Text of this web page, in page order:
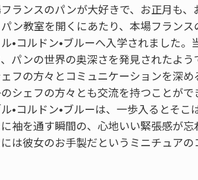
ランスのパンが大好きで、お正月も
ン教室を開くにあたり、本場フラン
•コルドン•ブルーへ入学されました
パンの世界の奥深さを発見されたよ
フの方々とコミュニケーションを深
シェフの方々とも交流を持つことが
•コルドン•ブルーは、一歩入るとそ
袖を通す瞬間の、心地いい緊張感が
は彼女のお手製だというミニチュア